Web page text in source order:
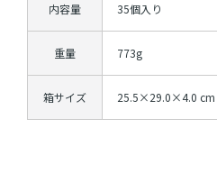
内容量 35個入り
重量 773g
箱サイズ 25.5×29.0×4.0 cm